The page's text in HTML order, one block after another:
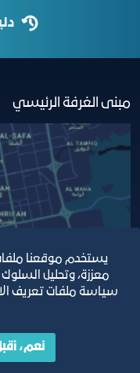
مبنى الغرفة الرئيسي
يستخدم موقعنا
معززة، وتحليل
سياسة ملفات تعريف
نعم،